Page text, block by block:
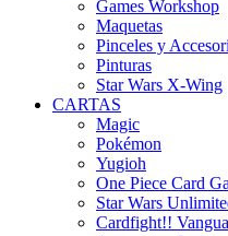
Games Workshop
Maquetas
Pinceles y
Pinturas
Star Wars X-Wing
CARTAS
Magic
Pokémon
Yugioh
One Piece Card
Star Wars
Cardfight!!